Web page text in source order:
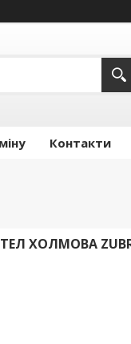
Контакти
ХОЛМОВА